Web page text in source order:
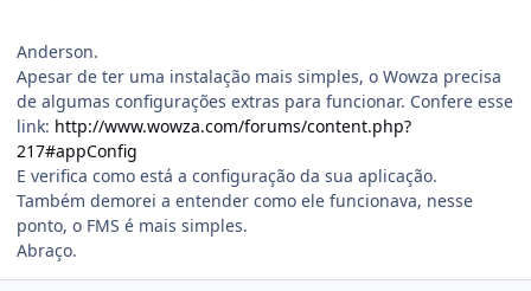
Anderson.
Apesar de ter uma instalação mais simples, o Wowza precisa
de algumas configurações extras para funcionar. Confere esse
link: http://www.wowza.com/forums/content.php?
217#appConfig
E verifica como está a configuração da sua aplicação.
Também demorei a entender como ele funcionava, nesse
ponto, o FMS é mais simples.
Abraço.